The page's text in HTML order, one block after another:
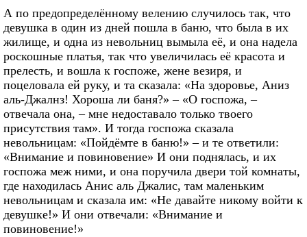
А по предопределённому велению случилось так, что
девушка в один из дней пошла в баню, что была в их
жилище, и одна из невольниц вымыла её, и она надела
роскошные платья, так что увеличилась её красота и
прелесть, и вошла к госпоже, жене везиря, и
поцеловала ей руку, и та сказала: «На здоровье, Аниз
аль-Джалнз! Хороша ли баня?» – «О госпожа, –
отвечала она, – мне недоставало только твоего
присутствия там». И тогда госпожа сказала
невольницам: «Пойдёмте в баню!» – и те ответили:
«Внимание и повиновение» И они поднялась, и их
госпожа меж ними, и она поручила двери той комнаты,
где находилась Анис аль Джалис, там маленьким
невольницам и сказала им: «Не давайте никому войти к
девушке!» И они отвечали: «Внимание и
повиновение!»